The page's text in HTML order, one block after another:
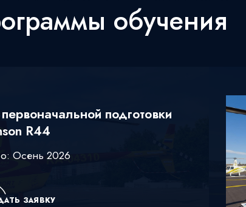
обучения
подготовки
R44
Осень 2026
ЗАЯВКУ